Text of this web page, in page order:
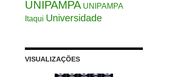
UNIPAMPA UNIPAMPA
Itaqui Universidade
VISUALIZAÇÕES